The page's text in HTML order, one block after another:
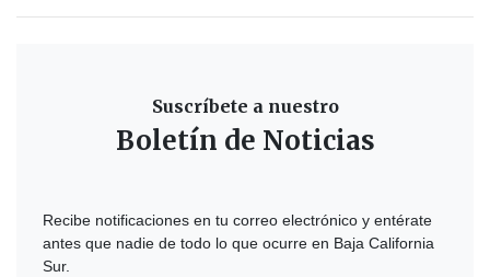
Suscríbete a nuestro
Boletín de Noticias
Recibe notificaciones en tu correo electrónico y entérate
antes que nadie de todo lo que ocurre en Baja California
Sur.